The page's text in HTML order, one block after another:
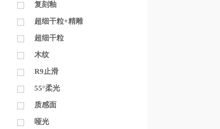
复刻釉
超细干粒+精雕
超细干粒
木纹
R9止滑
55°柔光
质感面
哑光